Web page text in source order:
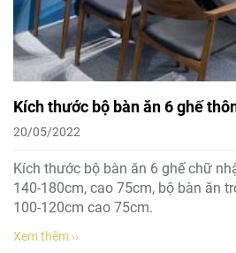
Kích thước bộ bàn ăn 6 ghế
20/05/2022
Kích thước bộ bàn ăn 6 ghế chữ
140-180cm, cao 75cm, bộ bàn ăn
100-120cm cao 75cm.
Xem thêm ››